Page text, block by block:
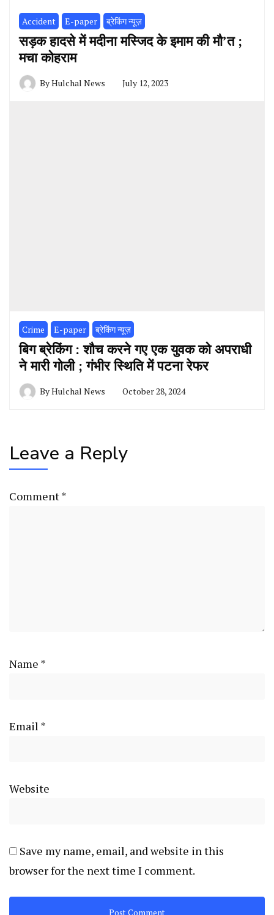
Accident E-paper ब्रेकिंग न्यूज़
सड़क हादसे में मदीना मस्जिद के इमाम की मौ’त ;
मचा कोहराम
ByHulchal News July 12, 2023
Crime E-paper ब्रेकिंग न्यूज़
बिग ब्रेकिंग : शौच करने गए एक युवक को अपराधी
ने मारी गोली ; गंभीर स्थिति में पटना रेफर
ByHulchal News October 28, 2024
Leave a Reply
Comment*
Name *
Email *
Website
Save my name, email, and website in this
browser for the next time I comment.